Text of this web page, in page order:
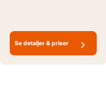
Se detaljer & priser